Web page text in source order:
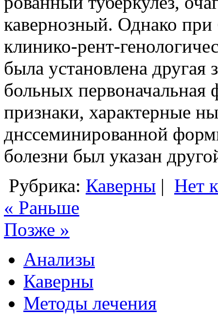
кавернозный. Однако при
клинико-рент-
была установлена
больных первоначальная
признаки, характерные
днссеминированной
болезни был указан
Рубрика: Каверны | Нет
« Раньше
Позже »
Анализы
Каверны
Методы лечения